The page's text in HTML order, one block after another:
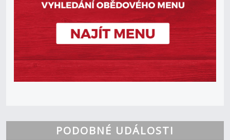
PODOBNÉ UDÁLOSTI